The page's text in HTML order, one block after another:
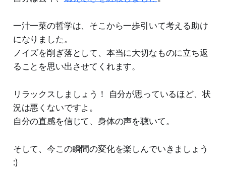
一汁一菜の哲学は、そこから一歩引いて考える助け
になりました。
ノイズを削ぎ落として、本当に大切なものに立ち返
ることを思い出させてくれます。
リラックスしましょう！ 自分が思っているほど、状
況は悪くないですよ。
自分の直感を信じて、身体の声を聴いて。
そして、今この瞬間の変化を楽しんでいきましょう
:)